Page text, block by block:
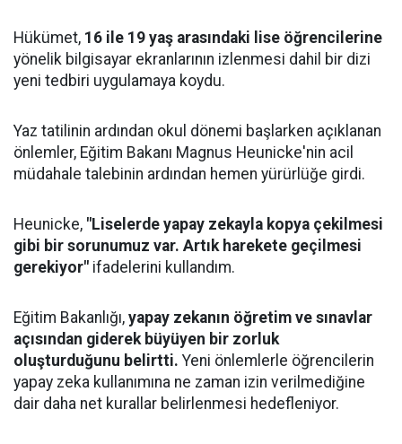
Hükümet, 16 ile 19 yaş arasındaki lise öğrencilerine
yönelik bilgisayar ekranlarının izlenmesi dahil bir dizi
yeni tedbiri uygulamaya koydu.
Yaz tatilinin ardından okul dönemi başlarken açıklanan
önlemler, Eğitim Bakanı Magnus Heunicke'nin acil
müdahale talebinin ardından hemen yürürlüğe girdi.
Heunicke, "Liselerde yapay zekayla kopya çekilmesi
gibi bir sorunumuz var. Artık harekete geçilmesi
gerekiyor" ifadelerini kullandım.
Eğitim Bakanlığı, yapay zekanın öğretim ve sınavlar
açısından giderek büyüyen bir zorluk
oluşturduğunu belirtti. Yeni önlemlerle öğrencilerin
yapay zeka kullanımına ne zaman izin verilmediğine
dair daha net kurallar belirlenmesi hedefleniyor.